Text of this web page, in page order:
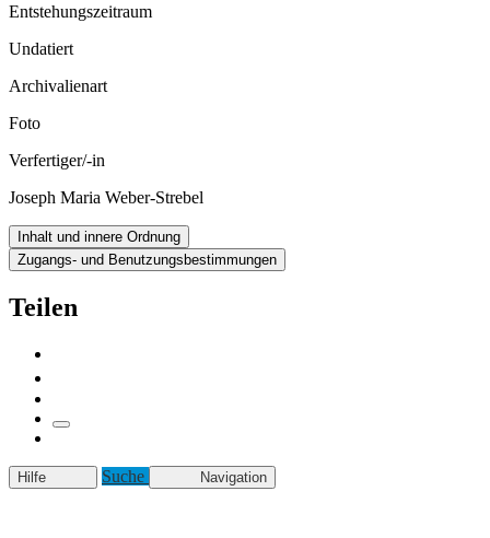
Entstehungszeitraum
Undatiert
Archivalienart
Foto
Verfertiger/-in
Joseph Maria Weber-Strebel
Inhalt und innere Ordnung
Zugangs- und Benutzungsbestimmungen
Teilen
Hilfe Suche Navigation